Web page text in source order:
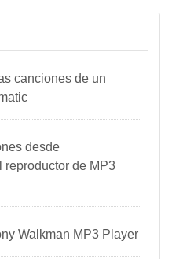
canciones de un
desde
reproductor de MP3
Walkman MP3 Player